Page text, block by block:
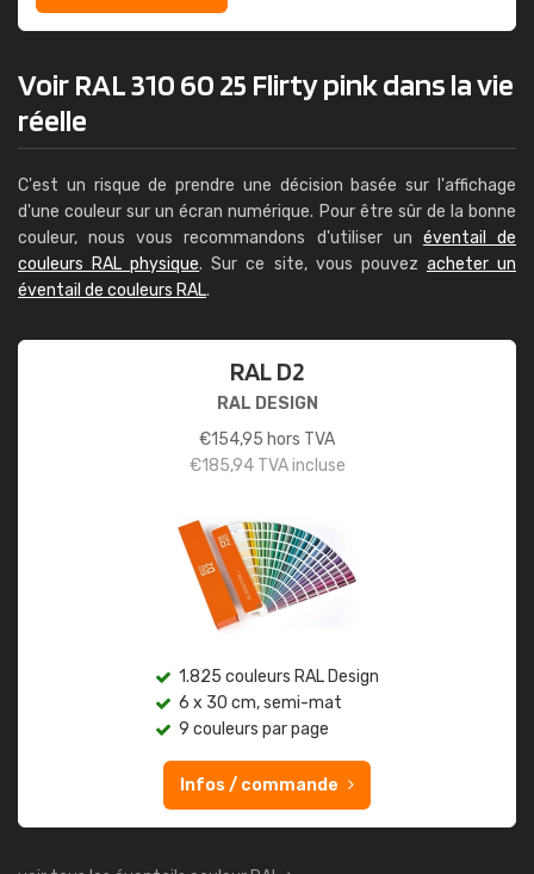
Voir RAL 310 60 25 Flirty pink dans la vie
réelle
C'est un risque de prendre une décision basée sur l'affichage
d'une couleur sur un écran numérique. Pour être sûr de la bonne
couleur, nous vous recommandons d'utiliser un éventail de
couleurs RAL physique. Sur ce site, vous pouvez acheter un
éventail de couleurs RAL.
RAL D2
RAL DESIGN
€154,95 hors TVA
€185,94TVA incluse
1.825 couleurs RAL Design
6 x 30 cm, semi-mat
9 couleurs par page
Infos / commande